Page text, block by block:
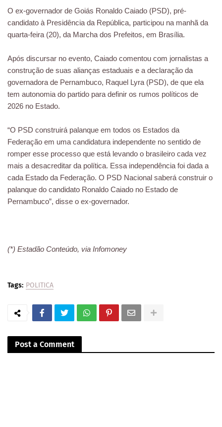
O ex-governador de Goiás Ronaldo Caiado (PSD), pré-
candidato à Presidência da República, participou na manhã da
quarta-feira (20), da Marcha dos Prefeitos, em Brasília.
Após discursar no evento, Caiado comentou com jornalistas a
construção de suas alianças estaduais e a declaração da
governadora de Pernambuco, Raquel Lyra (PSD), de que ela
tem autonomia do partido para definir os rumos políticos de
2026 no Estado.
“O PSD construirá palanque em todos os Estados da
Federação em uma candidatura independente no sentido de
romper esse processo que está levando o brasileiro cada vez
mais a desacreditar da política. Essa independência foi dada a
cada Estado da Federação. O PSD Nacional saberá construir o
palanque do candidato Ronaldo Caiado no Estado de
Pernambuco”, disse o ex-governador.
(*) Estadão Conteúdo, via Infomoney
Tags: POLITICA
Post a Comment